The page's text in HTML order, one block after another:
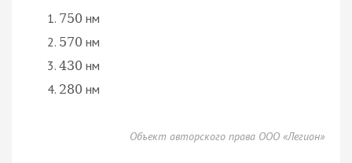
750 нм
570 нм
430 нм
280 нм
Объект авторского права ООО «Легион»